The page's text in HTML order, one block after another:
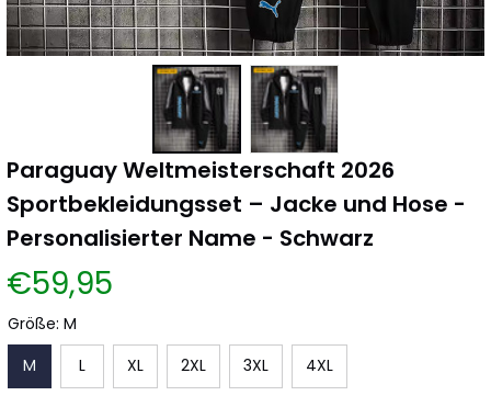
Paraguay Weltmeisterschaft 2026
Sportbekleidungsset – Jacke und Hose -
Personalisierter Name - Schwarz
€59,95
Größe: M
M
L XL 2XL 3XL 4XL